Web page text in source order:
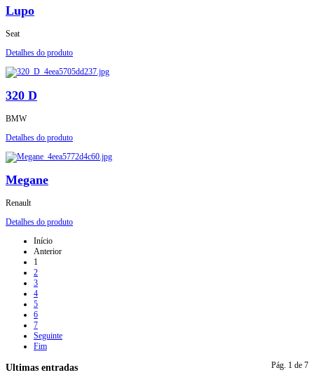
Lupo
Seat
Detalhes do produto
320 D
BMW
Detalhes do produto
Megane
Renault
Detalhes do produto
Início
Anterior
1
2
3
4
5
6
7
Seguinte
Fim
Pág. 1 de 7
Ultimas entradas